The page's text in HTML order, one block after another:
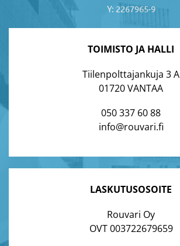
Y: 2267965-9
TOIMISTO JA HALLI
Tiilenpolttajankuja 3 A
01720 VANTAA
050 337 60 88
info@rouvari.fi
LASKUTUSOSOITE
Rouvari Oy
OVT 003722679659